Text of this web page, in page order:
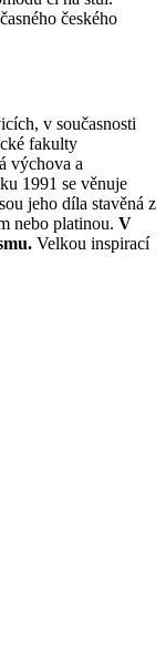
českého
v současnosti
fakulty
výchova a
1991 se věnuje
jeho díla stavěná z
nebo platinou. V
Velkou inspirací